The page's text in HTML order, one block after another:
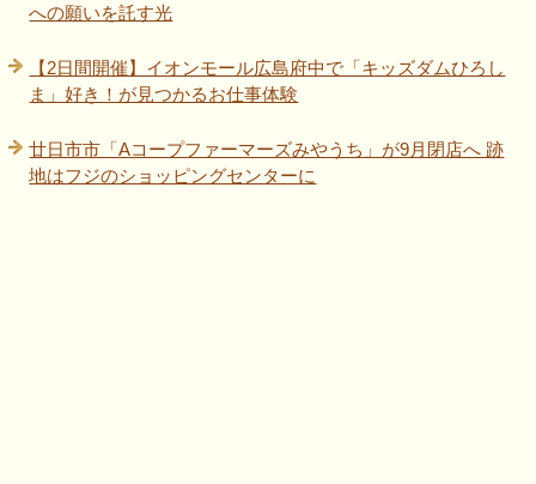
への願いを託す光
【2日間開催】イオンモール広島府中で「キッズダムひろし
ま」好き！が見つかるお仕事体験
廿日市市「Aコープファーマーズみやうち」が9月閉店へ 跡
地はフジのショッピングセンターに